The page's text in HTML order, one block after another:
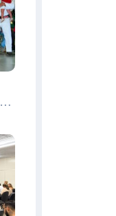
Prefeitura de Manaus amplia apoio aos atletas de 100 para 150 beneficiados a partir do próximo ano